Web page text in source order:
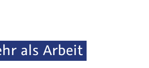
als Arbeit